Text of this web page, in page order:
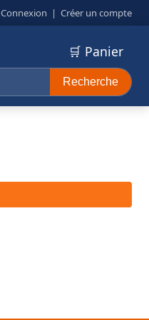
Connexion | Créer un compte
Recherche
🛒 Panier